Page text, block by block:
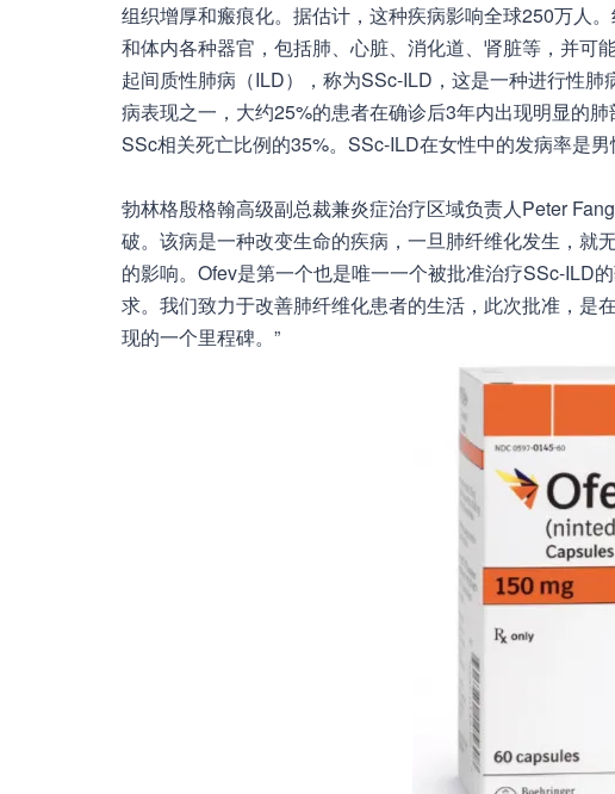
组织增厚和瘢痕化。据估计，这种疾病影响全球250万人
和体内各种器官，包括肺、心脏、消化道、肾脏等，并可
起间质性肺病（ILD），称为SSc-ILD，这是一种进行性
病表现之一，大约25%的患者在确诊后3年内出现明显的
SSc相关死亡比例的35%。SSc-ILD在女性中的发病率是男
勃林格殷格翰高级副总裁兼炎症治疗区域负责人Peter
破。该病是一种改变生命的疾病，一旦肺纤维化发生，就
的影响。Ofev是第一个也是唯一一个被批准治疗SSc-ILD
求。我们致力于改善肺纤维化患者的生活，此次批准，是
现的一个里程碑。”